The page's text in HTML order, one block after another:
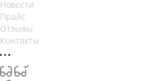
Новости
Прайс
Отзывы
Контакты